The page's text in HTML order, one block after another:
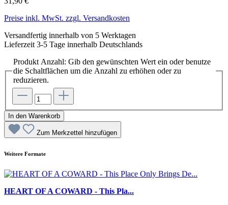
Preise inkl. MwSt. zzgl. Versandkosten
Versandfertig innerhalb von 5 Werktagen
Lieferzeit 3-5 Tage innerhalb Deutschlands
Produkt Anzahl: Gib den gewünschten Wert ein oder benutze
die Schaltflächen um die Anzahl zu erhöhen oder zu
reduzieren.
In den Warenkorb
Zum Merkzettel hinzufügen
Weitere Formate
HEART OF A COWARD - This Pla...